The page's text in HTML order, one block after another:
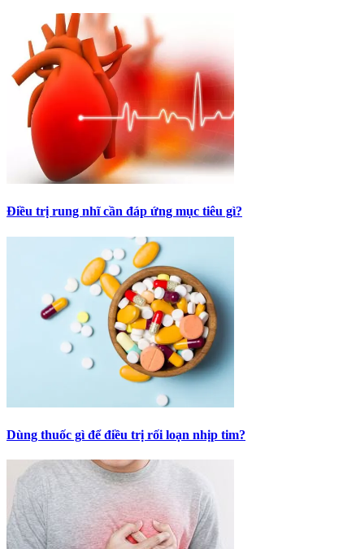
Điều trị rung nhĩ cần đáp ứng mục tiêu gì?
Dùng thuốc gì để điều trị rối loạn nhịp tim?